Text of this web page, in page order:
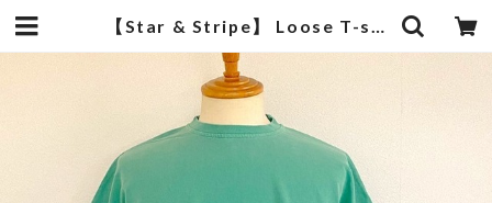
【Star & Stripe】 Loose T-shirts Green | 武蔵小杉のセレクトショップ【ナクール】-nakool-